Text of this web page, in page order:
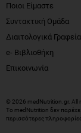
Ποιοι Είμαστε
Συντακτική Ομάδα
Διαιτολογικά Γραφεία
e- Βιβλιοθήκη
Επικοινωνία
© 2026 medNutrition.gr. All
Το medNutrition δεν
περισσότερες